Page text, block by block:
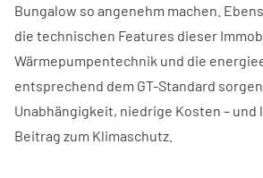
Bungalow so angenehm machen.
die technischen Features dieser
Wärmepumpentechnik und die
entsprechend dem GT-Standard
Unabhängigkeit, niedrige Kosten – und
Beitrag zum Klimaschutz.